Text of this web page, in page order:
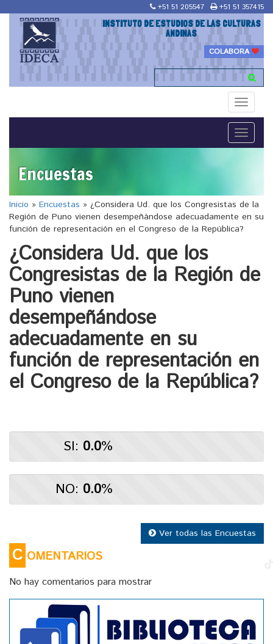
+51 51 205547 +51 51 357415
INSTITUTO DE ESTUDIOS DE LAS CULTURAS
ANDINAS
COLABORA
Toggle
Toggle
Encuestas
Inicio » Encuestas » ¿Considera Ud. que los Congresistas de la
Región de Puno vienen desempeñándose adecuadamente en su
función de representación en el Congreso de la República?
¿Considera Ud. que los
Congresistas de la Región de
Puno vienen
desempeñándose
adecuadamente en su
función de representación en
el Congreso de la República?
(success)
SI: 0.0%
(warning)
NO: 0.0%
Ver todas las Encuestas
C OMENTARIOS
No hay comentarios para mostrar